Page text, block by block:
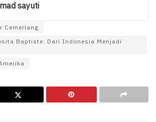
sayuti
Cemerlang
Baptiste: Dari Indonesia Menjadi